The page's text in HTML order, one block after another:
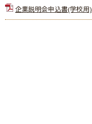
企業説明会申込書(学校用)